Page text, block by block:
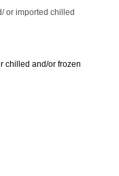
or imported chilled
chilled and/or frozen